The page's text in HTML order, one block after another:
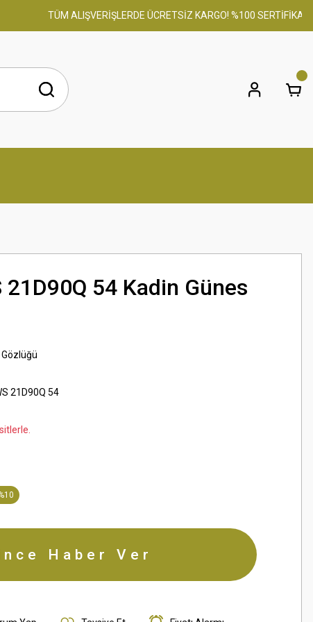
TÜM ALIŞVERİŞLERDE ÜCRETSİZ KARGO! %100 SERTİFİKALI
54 Kadin Günes
Gözlüğü
21D90Q 54
Haber Ver